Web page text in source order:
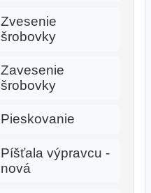
Zvesenie
šrobovky
Zavesenie
šrobovky
Pieskovanie
Píšťala výpravcu -
nová